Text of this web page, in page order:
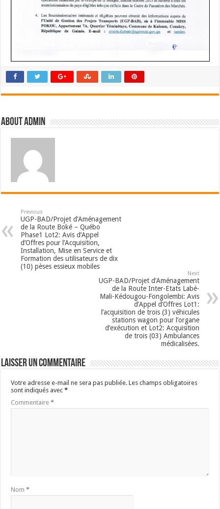
About admin
Previous
UGP-BAD/Projet d’Aménagement
de la Route Boké – Québo
Phase1 Lot2: Avis d’Appel
d’Offres pour l’Acquisition,
Installation, Mise en Service et
Formation des utilisateurs de dix
(10) pèses essieux mobiles
Next
UGP-BAD/Projet d’Aménagement
de la Route Inter-Etats Labé-
Mali-Kédougou-Fongolembi: Avis
d’Appel d’Offres Lot1:
l’acquisition de trois (3) véhicules
stations wagon pour l’organe
d’exécution et Lot2: Acquisition
de trois (03) Ambulances
médicalisées.
Laisser un commentaire
Votre adresse e-mail ne sera pas publiée. Les champs obligatoires
sont indiqués avec*
Commentaire*
Nom*